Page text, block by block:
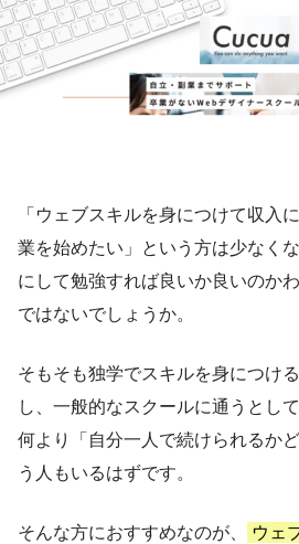
「ウェブスキルを身につけて収入
業を始めたい」という方は少なく
にして勉強すれば良いか良いのか
ではないでしょうか。
そもそも独学でスキルを身につけ
し、一般的なスクールに通うとし
何より「自分一人で続けられるか
う人もいるはずです。
そんな方におすすめなのが、
ウェ